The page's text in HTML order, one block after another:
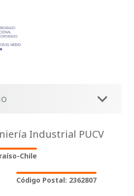
Industrial PUCV
Chile
Código Postal: 2362807